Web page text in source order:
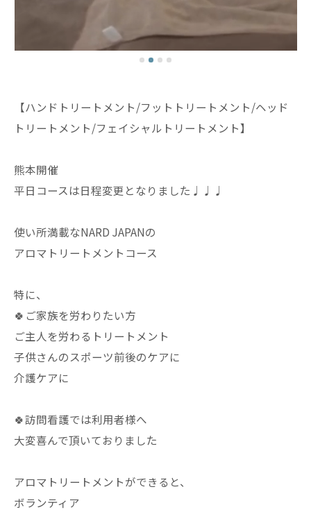
【ハンドトリートメント/フットトリートメント/ヘッド
トリートメント/フェイシャルトリートメント】
熊本開催
平日コースは日程変更となりました♩♩♩
使い所満載なNARD JAPANの
アロマトリートメントコース
特に、
🍀ご家族を労わりたい方
ご主人を労わるトリートメント
子供さんのスポーツ前後のケアに
介護ケアに
🍀訪問看護では利用者様へ
大変喜んで頂いておりました
アロマトリートメントができると、
ボランティア